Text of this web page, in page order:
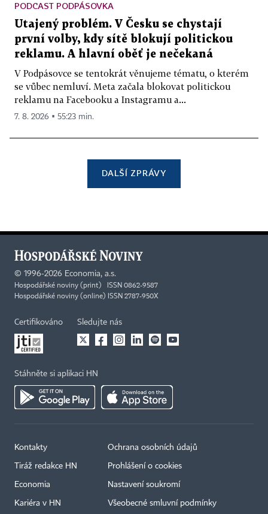
PODCAST PODPÁSOVKA
Utajený problém. V Česku se chystají
první volby, kdy sítě blokují politickou
reklamu. A hlavní oběť je nečekaná
V Podpásovce se tentokrát věnujeme tématu, o kterém
se vůbec nemluví. Meta začala blokovat politickou
reklamu na Facebooku a Instagramu a...
7. 8. 2026 ▪ 55:23 min.
DALŠÍ ZPRÁVY
© 1996-2026 Economia, a.s.
Hospodářské noviny (print) ISSN 0862-9587
Hospodářské noviny (online) ISSN 2787-950X
Certifikováno Sledujte nás
Stáhněte si aplikaci HN
Kontakty
Tiráž redakce HN
Economia
Kariéra v HN
Ochrana osobních údajů
Prohlášení o cookies
Nastavení soukromí
Všeobecné smluvní podmínky